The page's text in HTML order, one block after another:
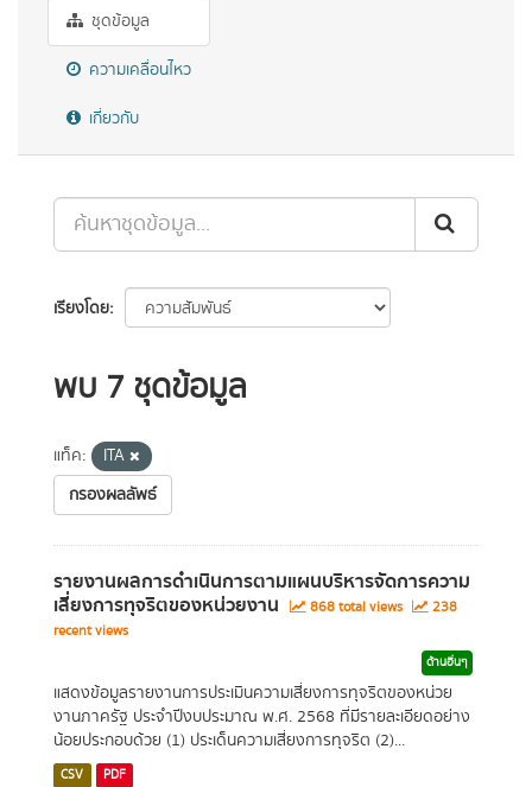
ชุดข้อมูล
ความเคลื่อนไหว
เกี่ยวกับ
เรียงโดย
พบ 7 ชุดข้อมูล
แท็ค:
ITA
กรองผลลัพธ์
รายงานผลการดำเนินการตามแผนบริหารจัดการความ
เสี่ยงการทุจริตของหน่วยงาน 868 total views
238
recent views
ด้านอื่นๆ
แสดงข้อมูลรายงานการประเมินความเสี่ยงการทุจริตของหน่วย
งานภาครัฐ ประจำปีงบประมาณ พ.ศ. 2568 ที่มีรายละเอียดอย่าง
น้อยประกอบด้วย (1) ประเด็นความเสี่ยงการทุจริต (2)...
CSV PDF